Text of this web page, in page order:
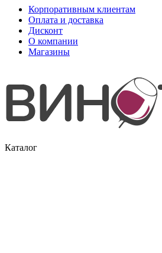
Корпоративным клиентам
Оплата и доставка
Дисконт
О компании
Магазины
Каталог